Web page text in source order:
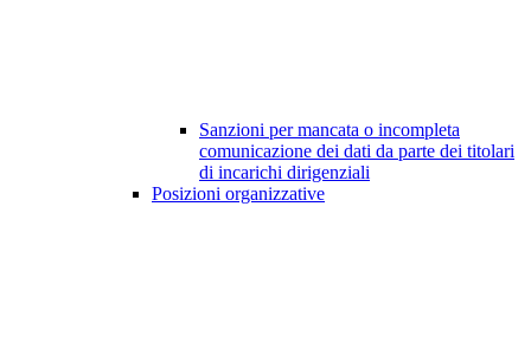
Sanzioni per mancata o incompleta
comunicazione dei dati da parte dei titolari
di incarichi dirigenziali
Posizioni organizzative